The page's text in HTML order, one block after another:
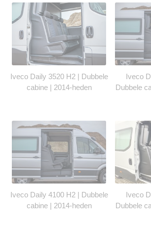
Iveco Daily 3520 H2 | Dubbele
cabine | 2014-heden
Iveco
Dubbele
Iveco Daily 4100 H2 | Dubbele
cabine | 2014-heden
Iveco
Dubbele